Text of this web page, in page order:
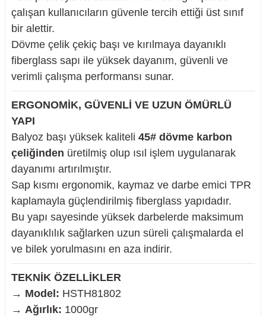
çalışan kullanıcıların güvenle tercih ettiği üst sınıf
bir alettir.
Dövme çelik çekiç başı ve kırılmaya dayanıklı
fiberglass sapı ile yüksek dayanım, güvenli ve
verimli çalışma performansı sunar.
ERGONOMİK, GÜVENLİ VE UZUN ÖMÜRLÜ
YAPI
Balyoz başı yüksek kaliteli 45# dövme karbon
çeliğinden üretilmiş olup ısıl işlem uygulanarak
dayanımı artırılmıştır.
Sap kısmı ergonomik, kaymaz ve darbe emici TPR
kaplamayla güçlendirilmiş fiberglass yapıdadır.
Bu yapı sayesinde yüksek darbelerde maksimum
dayanıklılık sağlarken uzun süreli çalışmalarda el
ve bilek yorulmasını en aza indirir.
TEKNİK ÖZELLİKLER
→ Model: HSTH81802
→ Ağırlık: 1000gr